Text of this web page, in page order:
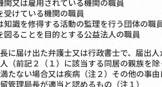
又は雇用されている機関の職員
受けている機関の職員
識を修得する活動の監理を行う団体の職
ることを目的とする公益法人の職員
に届け出た弁護士又は行政書士で、届出
（前記２（１）に該当する同居の親族を除
たない場合又は疾病（注２）その他の
管理局長が適当と認めるもの（注１）